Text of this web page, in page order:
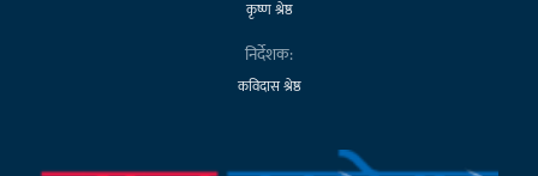
कृष्ण श्रेष्ठ
निर्देशक:
कविदास श्रेष्ठ